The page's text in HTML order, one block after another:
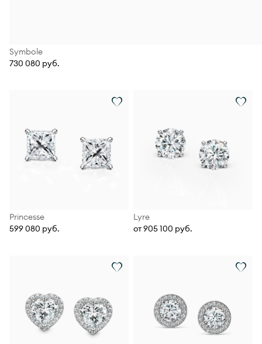
Symbole
730 080 руб.
Princesse
599 080 руб.
Lyre
от 905 100 руб.